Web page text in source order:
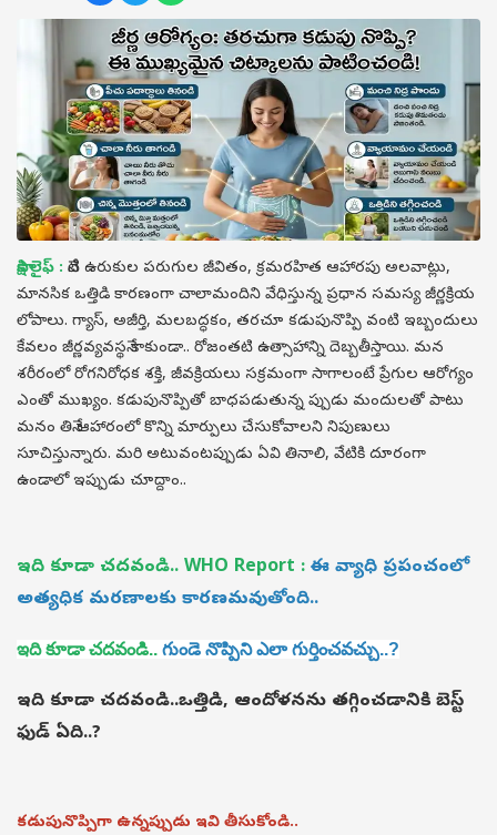
సాక్షి లైఫ్ : నేటి ఉరుకుల పరుగుల జీవితం, క్రమరహిత ఆహారపు అలవాట్లు,
మానసిక ఒత్తిడి కారణంగా చాలామందిని వేధిస్తున్న ప్రధాన సమస్య జీర్ణక్రియ
లోపాలు. గ్యాస్, అజీర్తి, మలబద్ధకం, తరచూ కడుపునొప్పి వంటి ఇబ్బందులు
కేవలం జీర్ణవ్యవస్థనే కాకుండా.. రోజంతటి ఉత్సాహాన్ని దెబ్బతీస్తాయి. మన
శరీరంలో రోగనిరోధక శక్తి, జీవక్రియలు సక్రమంగా సాగాలంటే ప్రేగుల ఆరోగ్యం
ఎంతో ముఖ్యం. కడుపునొప్పితో బాధపడుతున్న ప్పుడు మందులతో పాటు
మనం తినే ఆహారంలో కొన్ని మార్పులు చేసుకోవాలని నిపుణులు
సూచిస్తున్నారు. మరి అటువంటప్పుడు ఏవి తినాలి, వేటికి దూరంగా
ఉండాలో ఇప్పుడు చూద్దాం..
ఇది కూడా చదవండి.. WHO Report : ఈ వ్యాధి ప్రపంచంలో
అత్యధిక మరణాలకు కారణమవుతోంది..
ఇది కూడా చదవండి.. గుండె నొప్పిని ఎలా గుర్తించవచ్చు..?
ఇది కూడా చదవండి..ఒత్తిడి, ఆందోళనను తగ్గించడానికి బెస్ట్
ఫుడ్ ఏది..?
కడుపునొప్పిగా ఉన్నప్పుడు ఇవి తీసుకోండి..